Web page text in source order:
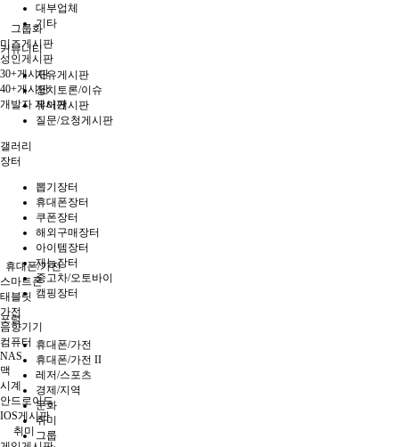
그룹화
미즈게시판
성인게시판
30+게시판
40+게시판
개발자 게시판
휴대폰/가전
스마트폰
태블릿
가전
음향기기
컴퓨터
NAS
맥
시계
안드로이드
IOS게시판
취미
대부업체
기타
커뮤니티
자유게시판
정치토론/이슈
유머게시판
질문/요청게시판
갤러리
장터
뽑기장터
휴대폰장터
쿠폰장터
해외구매장터
아이템장터
재능장터
중고차/오토바이
캠핑장터
포럼
휴대폰/가전
휴대폰/가전 II
레저/스포츠
경제/지역
문화
취미
그룹